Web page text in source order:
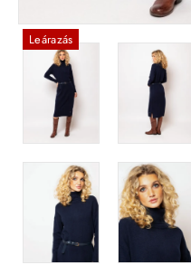
Leárazás